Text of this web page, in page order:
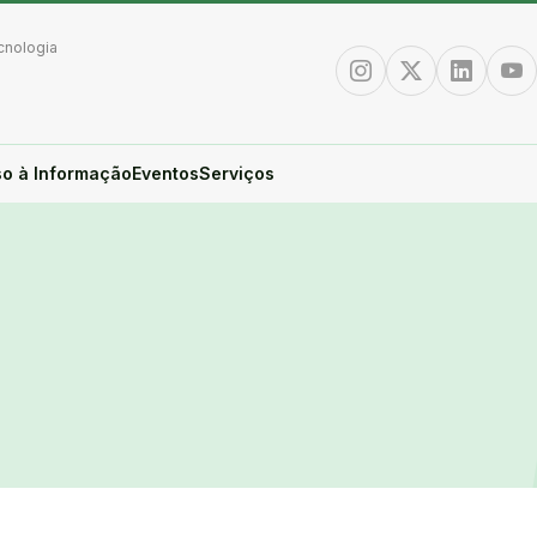
InstagramTwitter/XLinkedin
à InformaçãoEventosServiços